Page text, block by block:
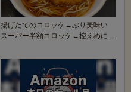
揚げたてのコロッケ←ぶり美味い
スーパー半額コロッケ←控えめに言